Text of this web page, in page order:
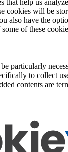
cookies will be
also have the
of these
particularly
to collect
contents are